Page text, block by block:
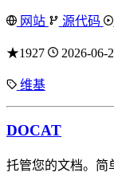
网站 源代码
★1927 2026-06-
维基
DOCAT
托管您的文档。简